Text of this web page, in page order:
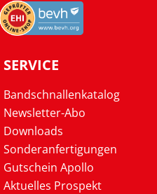
SERVICE
Bandschnallenkatalog
Newsletter-Abo
Downloads
Sonderanfertigungen
Gutschein Apollo
Aktuelles Prospekt